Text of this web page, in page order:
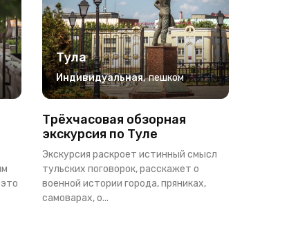
Тула
Индивидуальная, пешком
Трёхчасовая обзорная
экскурсия по Туле
Экскурсия раскроет истинный смысл
тульских поговорок, расскажет о
военной истории города, пряниках,
самоварах, о...